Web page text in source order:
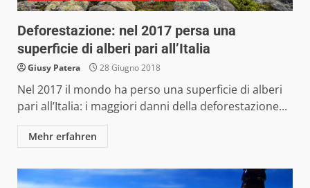
Deforestazione: nel 2017 persa una
superficie di alberi pari all’Italia
Giusy Patera 28 Giugno 2018
Nel 2017 il mondo ha perso una superficie di alberi
pari all’Italia: i maggiori danni della deforestazione...
Mehr erfahren